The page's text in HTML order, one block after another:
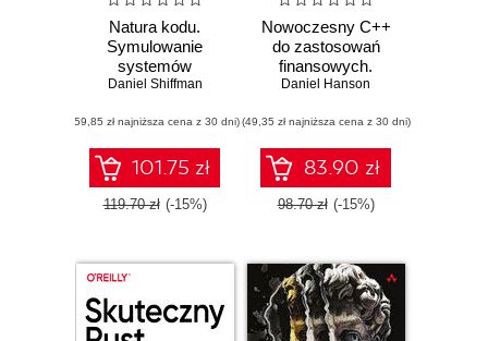
stanowią przede
wszystkim
tłumaczenia
wydawnictw jak
Microsoft Press i
innych brandów
należących do
Sons, Packt
Publishing czy
McGraw-Hill. W
Natura kodu.
Symulowanie
systemów
naturalnych przy
Daniel Shiffman
(59,85 zł najniższa cena z 30 dni)
101.75 zł
119.70 zł (-15%)
Nowoczesny C++
do zastosowań
finansowych.
Podstawy
ilościowego
Daniel Hanson
(49,35 zł najniższa cena z 30 dni)
83.90 zł
98.70 zł (-15%)